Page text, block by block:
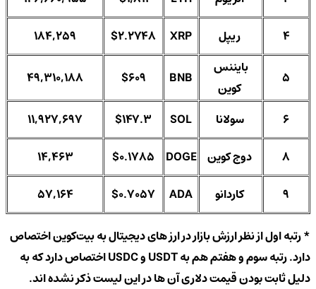
184,259
$2.2748 XRP 4
49,310,188 $609 BNB
بایننس
5
11,927,697 $147.3 SOL
6
14,463
$0.1785 DOGE
8
57,164
$0.7057 ADA
* رتبه اول از نظر ارزش بازار در ارز های دیجیتال به بیت‌کوین اختصاص
دارد. رتبه سوم و هفتم هم به USDT و USDC اختصاص دارد که به
دلیل ثابت بودن قیمت دلاری آن ها در این لیست ذکر نشده اند.